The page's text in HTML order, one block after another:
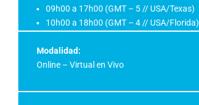
09h00 a 17h00 (GMT – 5 // USA/Texas)
10h00 a 18h00 (GMT – 4 // USA/Florida)
Modalidad:
Online – Virtual en Vivo